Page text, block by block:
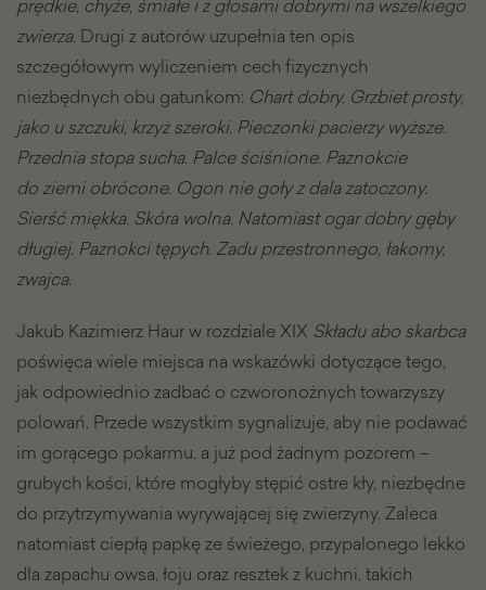
prędkie, chyże, śmiałe i z głosami dobrymi na wszelkiego
zwierza. Drugi z autorów uzupełnia ten opis
szczegółowym wyliczeniem cech fizycznych
niezbędnych obu gatunkom: Chart dobry. Grzbiet prosty,
jako u szczuki, krzyż szeroki. Pieczonki pacierzy wyższe.
Przednia stopa sucha. Palce ściśnione. Paznokcie
do ziemi obrócone. Ogon nie goły z dala zatoczony.
Sierść miękka. Skóra wolna. Natomiast ogar dobry gęby
długiej. Paznokci tępych. Zadu przestronnego, łakomy,
zwajca.
Jakub Kazimierz Haur w rozdziale XIX Składu abo skarbca
poświęca wiele miejsca na wskazówki dotyczące tego,
jak odpowiednio zadbać o czworonożnych towarzyszy
polowań. Przede wszystkim sygnalizuje, aby nie podawać
im gorącego pokarmu, a już pod żadnym pozorem –
grubych kości, które mogłyby stępić ostre kły, niezbędne
do przytrzymywania wyrywającej się zwierzyny. Zaleca
natomiast ciepłą papkę ze świeżego, przypalonego lekko
dla zapachu owsa, łoju oraz resztek z kuchni, takich